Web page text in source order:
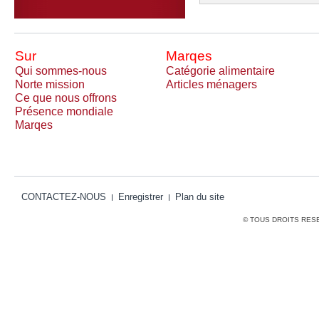
Sur Marqes
Qui sommes-nous
Catégorie alimentaire
Norte mission
Articles ménagers
Ce que nous offrons
Présence mondiale
Marqes
CONTACTEZ-NOUS Enregistrer Plan du site
© TOUS DROITS